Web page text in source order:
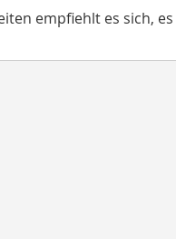
empfiehlt es sich,